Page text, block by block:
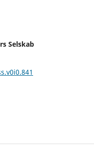
Selskab